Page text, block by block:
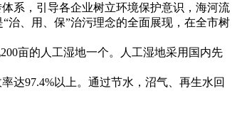
系，引导各企业树立环境保护意识，海河流
治、用、保”治污理念的全面展现，在全市树
亩的人工湿地一个。人工湿地采用国内先
97.4%以上。通过节水，沼气、再生水回